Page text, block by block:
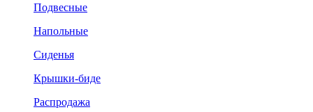
Подвесные
Напольные
Сиденья
Крышки-биде
Распродажа